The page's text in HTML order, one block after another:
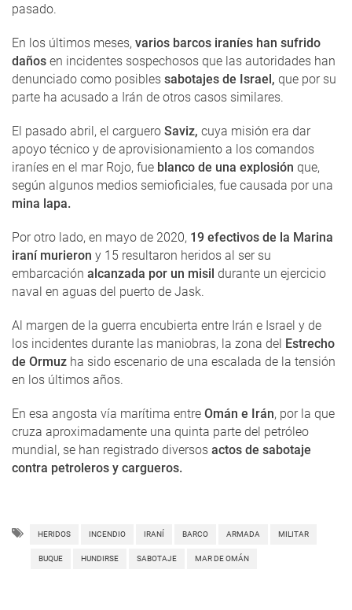
pasado.
En los últimos meses, varios barcos iraníes han sufrido
daños en incidentes sospechosos que las autoridades han
denunciado como posibles sabotajes de Israel, que por su
parte ha acusado a Irán de otros casos similares.
El pasado abril, el carguero Saviz, cuya misión era dar
apoyo técnico y de aprovisionamiento a los comandos
iraníes en el mar Rojo, fue blanco de una explosión que,
según algunos medios semioficiales, fue causada por una
mina lapa.
Por otro lado, en mayo de 2020, 19 efectivos de la Marina
iraní murieron y 15 resultaron heridos al ser su
embarcación alcanzada por un misil durante un ejercicio
naval en aguas del puerto de Jask.
Al margen de la guerra encubierta entre Irán e Israel y de
los incidentes durante las maniobras, la zona del Estrecho
de Ormuz ha sido escenario de una escalada de la tensión
en los últimos años.
En esa angosta vía marítima entre Omán e Irán, por la que
cruza aproximadamente una quinta parte del petróleo
mundial, se han registrado diversos actos de sabotaje
contra petroleros y cargueros.
HERIDOS INCENDIO IRANÍ BARCO ARMADA MILITAR
BUQUE HUNDIRSE SABOTAJE MAR DE OMÁN